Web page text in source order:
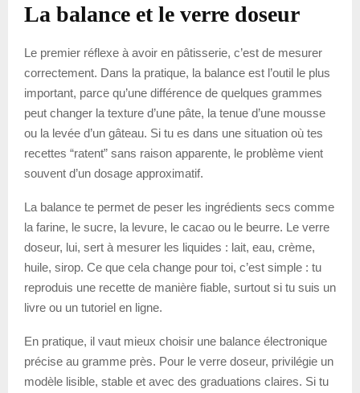
La balance et le verre doseur
Le premier réflexe à avoir en pâtisserie, c’est de mesurer
correctement. Dans la pratique, la balance est l’outil le plus
important, parce qu’une différence de quelques grammes
peut changer la texture d’une pâte, la tenue d’une mousse
ou la levée d’un gâteau. Si tu es dans une situation où tes
recettes “ratent” sans raison apparente, le problème vient
souvent d’un dosage approximatif.
La balance te permet de peser les ingrédients secs comme
la farine, le sucre, la levure, le cacao ou le beurre. Le verre
doseur, lui, sert à mesurer les liquides : lait, eau, crème,
huile, sirop. Ce que cela change pour toi, c’est simple : tu
reproduis une recette de manière fiable, surtout si tu suis un
livre ou un tutoriel en ligne.
En pratique, il vaut mieux choisir une balance électronique
précise au gramme près. Pour le verre doseur, privilégie un
modèle lisible, stable et avec des graduations claires. Si tu